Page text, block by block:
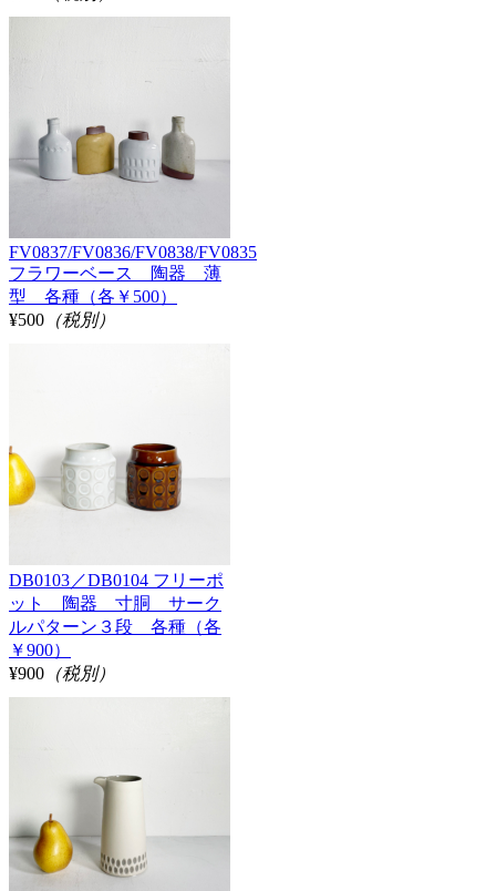
FV0837/FV0836/FV0838/FV0835
フラワーベース 陶器 薄
型 各種（各￥500）
¥500 （税別）
DB0103／DB0104 フリーポ
ット 陶器 寸胴 サーク
ルパターン３段 各種（各
￥900）
¥900 （税別）